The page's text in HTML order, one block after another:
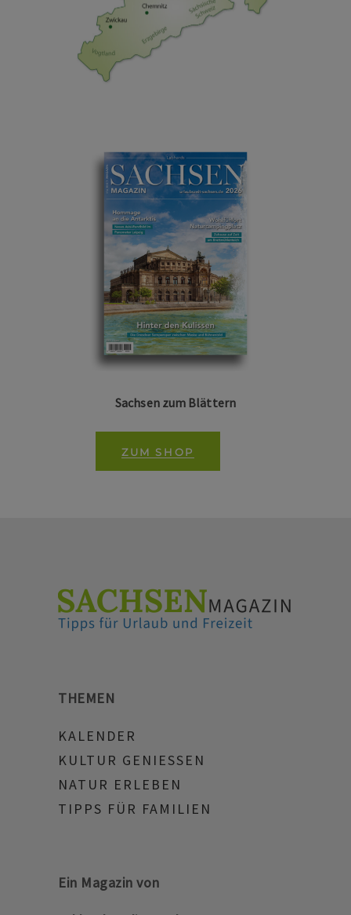
Sachsen zum Blättern
ZUM SHOP
THEMEN
KALENDER
KULTUR GENIESSEN
NATUR ERLEBEN
TIPPS FÜR FAMILIEN
Ein Magazin von